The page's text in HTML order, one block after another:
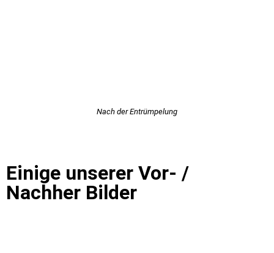
Nach der Entrümpelung
Einige unserer Vor- /
Nachher Bilder